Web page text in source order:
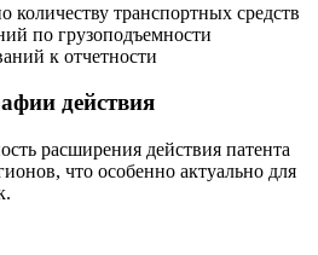
транспортных средств
по грузоподъемности
к отчетности
действия
расширения действия патента
что особенно актуально для